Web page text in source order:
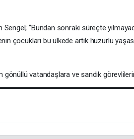
“Bundan sonraki süreçte
çocukları bu ülkede artık huzurlu
vatandaşlara ve sandık